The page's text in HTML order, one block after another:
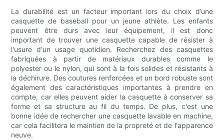
La durabilité est un facteur important lors du choix d’une
casquette de baseball pour un jeune athlète. Les enfants
peuvent être durs avec leur équipement, il est donc
important de trouver une casquette capable de résister à
l'usure d'un usage quotidien. Recherchez des casquettes
fabriquées à partir de matériaux durables comme le
polyester ou le nylon, qui sont à la fois solides et résistants à
la déchirure. Des coutures renforcées et un bord robuste sont
également des caractéristiques importantes à prendre en
compte, car elles peuvent aider la casquette à conserver sa
forme et sa structure au fil du temps. De plus, c'est une
bonne idée de rechercher une casquette lavable en machine,
car cela facilitera le maintien de la propreté et de l'apparence
neuve.